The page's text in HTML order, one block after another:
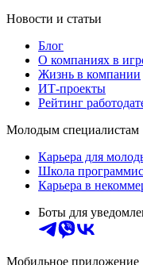
Новости и статьи
Блог
О компаниях в
Жизнь в компании
ИТ-проекты
Рейтинг
Молодым специалистам
Карьера для
Школа
Карьера в
Боты для
Мобильное приложение